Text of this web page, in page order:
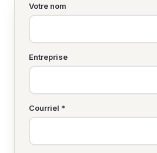
Votre nom
Entreprise
Courriel *